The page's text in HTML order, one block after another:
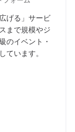
げる」サービ
まで規模やジ
のイベント・
ています。